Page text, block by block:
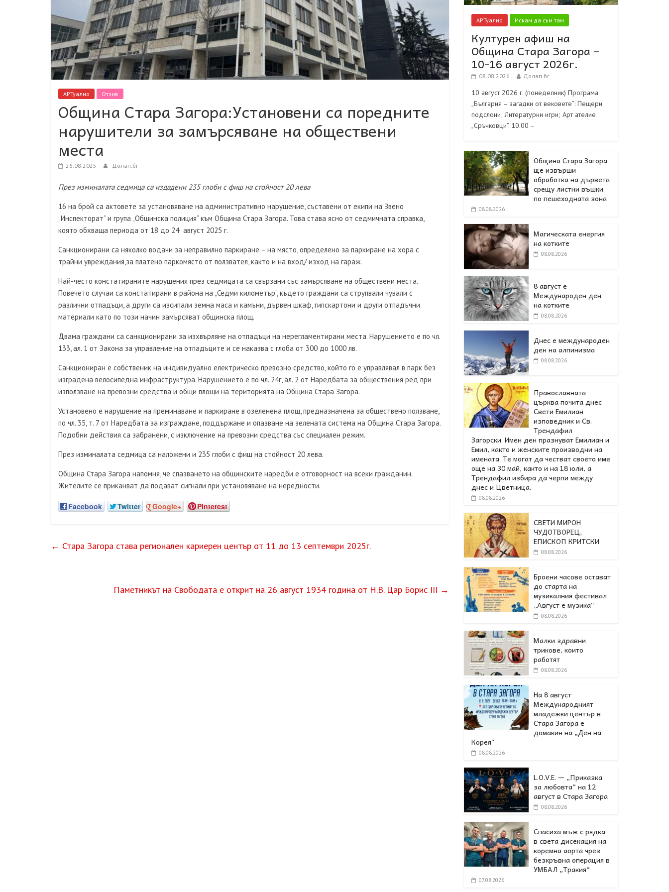
АРТуално Отзив
Община Стара Загора:Установени са поредните
нарушители за замърсяване на обществени
места
26.08.2025 Долап.бг
През изминалата седмица са издадени 235 глоби с фиш на стойност 20 лева
16 на брой са актовете за установяване на административно нарушение, съставени от екипи на Звено
„Инспекторат“ и група „Общинска полиция“ към Община Стара Загора. Това става ясно от седмичната справка,
която обхваща периода от 18 до 24 август 2025 г.
Санкционирани са няколко водачи за неправилно паркиране – на място, определено за паркиране на хора с
трайни увреждания,за платено паркомясто от ползвател, както и на вход/ изход на гараж.
Най-често констатираните нарушения през седмицата са свързани със замърсяване на обществени места.
Повечето случаи са констатирани в района на „Седми километър“, където граждани са струпвали чували с
различни отпадъци, а други са изсипали земна маса и камъни, дървен шкаф, гипскартони и други отпадъчни
материали като по този начин замърсяват общинска площ.
Двама граждани са санкционирани за изхвърляне на отпадъци на нерегламентирани места. Нарушението е по чл.
133, ал. 1 от Закона за управление на отпадъците и се наказва с глоба от 300 до 1000 лв.
Санкциониран е собственик на индивидуално електрическо превозно средство, който го е управлявал в парк без
изградена велосипедна инфраструктура. Нарушението е по чл. 24г, ал. 2 от Наредбата за обществения ред при
използване на превозни средства и общи площи на територията на Община Стара Загора.
Установено е нарушение на преминаване и паркиране в озеленена площ, предназначена за обществено ползване,
по чл. 35, т. 7 от Наредбата за изграждане, поддържане и опазване на зелената система на Община Стара Загора.
Подобни действия са забранени, с изключение на превозни средства със специален режим.
През изминалата седмица са наложени и 235 глоби с фиш на стойност 20 лева.
Община Стара Загора напомня, че спазването на общинските наредби е отговорност на всеки гражданин.
Жителите се приканват да подават сигнали при установяване на нередности.
Facebook Twitter Google+ Pinterest
← Стара Загора става регионален кариерен център от 11 до 13 септември 2025г.
Паметникът на Свободата е открит на 26 август 1934 година от Н.В. Цар Борис III →
АРТуално Искам да съм там
Културен афиш на
Община Стара Загора –
10-16 август 2026г.
08.08.2026 Долап.бг
10 август 2026 г. (понеделник) Програма
„България – загадки от вековете”: Пещери
подслони; Литературни игри; Арт ателие
„Сръчковци”. 10.00 –
Община Стара Загора
ще извърши
обработка на дървета
срещу листни въшки
по пешеходната зона
08.08.2026
Магическата енергия
на котките
08.08.2026
8 август е
Международен ден
на котките
08.08.2026
Днес е международен
ден на алпинизма
08.08.2026
Православната
църква почита днес
Свети Емилиан
изповедник и Св.
Трендафил
Загорски. Имен ден празнуват Емилиан и
Емил, както и женските производни на
имената. Те могат да честват своето име
още на 30 май, както и на 18 юли, а
Трендафил избира да черпи между
днес и Цветница.
08.08.2026
СВЕТИ МИРОН
ЧУДОТВОРЕЦ,
ЕПИСКОП КРИТСКИ
08.08.2026
Броени часове остават
до старта на
музикалния фестивал
„Август е музика“
08.08.2026
Малки здравни
трикове, които
работят
08.08.2026
На 8 август
Международният
младежки център в
Стара Загора е
домакин на „Ден на
Корея“
08.08.2026
L.O.V.E. — „Приказка
за любовта“ на 12
август в Стара Загора
08.08.2026
Спасиха мъж с рядка
в света дисекация на
коремна аорта чрез
безкръвна операция в
УМБАЛ „Тракия“
07.08.2026